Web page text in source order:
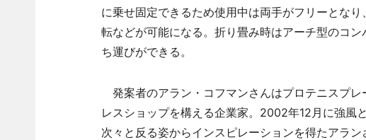
に乗せ固定できるため使用中は両手がフリーとな
転などが可能になる。折り畳み時はアーチ型のコ
ち運びができる。
発案者のアラン・コフマンさんはプロテニスプ
レスショップを構える企業家。2002年12月に強風
次々と反る姿からインスピレーションを得たアラ